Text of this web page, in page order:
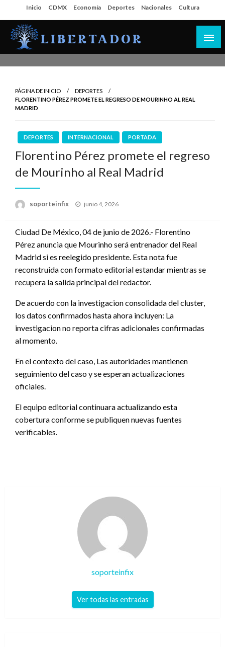
al
contenido
Inicio CDMX Economía Deportes Nacionales Cultura
PÁGINA DE INICIO
DEPORTES
FLORENTINO PÉREZ PROMETE EL REGRESO DE MOURINHO AL REAL
MADRID
DEPORTES INTERNACIONAL PORTADA
Florentino Pérez promete el regreso
de Mourinho al Real Madrid
soporteinfix
Publicado
junio 4, 2026
Ciudad De México, 04 de junio de 2026.- Florentino
Pérez anuncia que Mourinho será entrenador del Real
Madrid si es reelegido presidente. Esta nota fue
reconstruida con formato editorial estandar mientras se
recupera la salida principal del redactor.
De acuerdo con la investigacion consolidada del cluster,
los datos confirmados hasta ahora incluyen: La
investigacion no reporta cifras adicionales confirmadas
al momento.
En el contexto del caso, Las autoridades mantienen
seguimiento del caso y se esperan actualizaciones
oficiales.
El equipo editorial continuara actualizando esta
cobertura conforme se publiquen nuevas fuentes
verificables.
soporteinfix
Ver todas las entradas